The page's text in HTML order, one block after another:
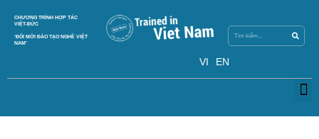
CHƯƠNG TRÌNH HỢP TÁC
VIỆT-ĐỨC
‘ĐỔI MỚI ĐÀO TẠO NGHỀ VIỆT
NAM’
VI EN